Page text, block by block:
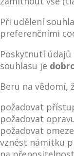
Při udělení
preferenčními
Poskytnutí
souhlasu je
Beru na vědomí,
požadovat
požadovat
požadovat
vznést námitku